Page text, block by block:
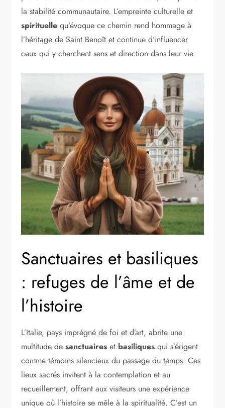
la stabilité communautaire. L’empreinte culturelle et
spirituelle qu’évoque ce chemin rend hommage à
l’héritage de Saint Benoît et continue d’influencer
ceux qui y cherchent sens et direction dans leur vie.
Sanctuaires et basiliques
: refuges de l’âme et de
l’histoire
L’Italie, pays imprégné de foi et d’art, abrite une
multitude desanctuaires et basiliques qui s’érigent
comme témoins silencieux du passage du temps. Ces
lieux sacrés invitent à la contemplation et au
recueillement, offrant aux visiteurs une expérience
unique où l’histoire se mêle à la spiritualité. C’est un